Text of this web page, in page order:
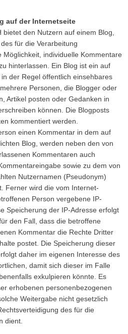
auf der Internetseite
den Nutzern auf einem Blog,
für die Verarbeitung
Möglichkeit, individuelle Kommentare
hinterlassen. Ein Blog ist ein auf
der Regel öffentlich einsehbares
Personen, die Blogger oder
Artikel posten oder Gedanken in
können. Die Blogposts
kommentiert werden.
einen Kommentar in dem auf
Blog, werden neben den von
Kommentaren auch
sowie zu dem von
Nutzernamen (Pseudonym)
Ferner wird die vom Internet-
Person vergebene IP-
Speicherung der IP-Adresse erfolgt
den Fall, dass die betroffene
Kommentar die Rechte Dritter
postet. Die Speicherung dieser
daher im eigenen Interesse des
damit sich dieser im Falle
exkulpieren könnte. Es
erhobenen personenbezogenen
Weitergabe nicht gesetzlich
des für die
dient.